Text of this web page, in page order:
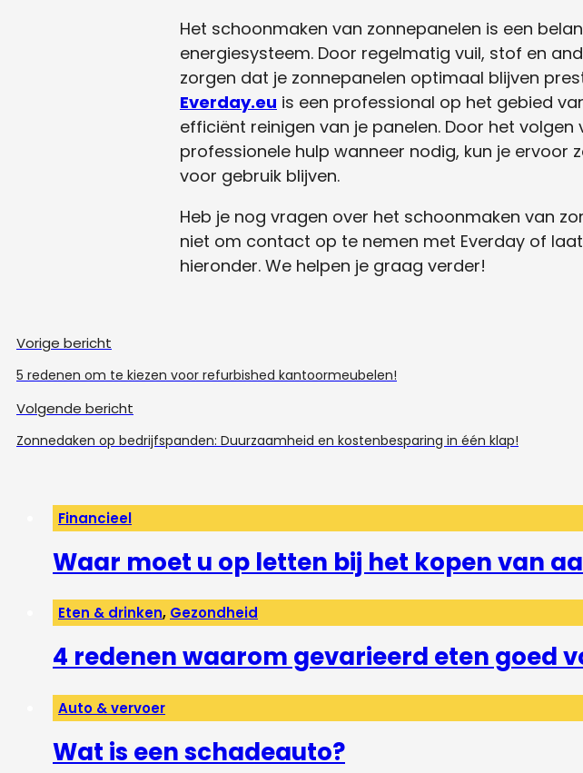
Het schoonmaken van zonnepanelen is een
energiesysteem. Door regelmatig vuil, stof en
zorgen dat je zonnepanelen optimaal blijven
Everday.eu is een professional op het gebied
efficiënt reinigen van je panelen. Door het
professionele hulp wanneer nodig, kun je ervoor
voor gebruik blijven.
Heb je nog vragen over het schoonmaken van
niet om contact op te nemen met Everday of
hieronder. We helpen je graag verder!
Vorige bericht
5 redenen om te kiezen voor refurbished kantoormeubelen!
Volgende bericht
Zonnedaken op bedrijfspanden: Duurzaamheid en kostenbesparing in één klap!
Financieel
Waar moet u op letten bij het kopen van
Eten & drinken, Gezondheid
4 redenen waarom gevarieerd eten goed
Auto & vervoer
Wat is een schadeauto?